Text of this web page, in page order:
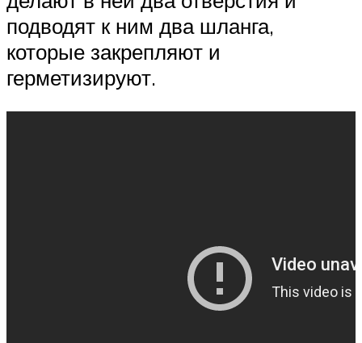
подводят к ним два шланга,
которые закрепляют и
герметизируют.